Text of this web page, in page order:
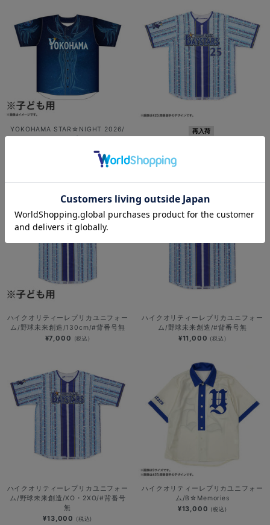
YOKOHAMA STAR☆NIGHT 2026/
ハイクオリティーレプリカユニフォー
再入荷
ム/野球未来創造
ハイクオリティーレプリカユニフォー
ム/野球未来創造/130cm/#背番号無
¥7,000 (税込)
ハイクオリティーレプリカユニフォー
ム/野球未来創造/#背番号無
¥11,000 (税込)
ハイクオリティーレプリカユニフォー
ム/野球未来創造/XO・2XO/#背番号
無
¥13,000 (税込)
ハイクオリティーレプリカユニフォー
ム/B☆Memories
¥13,000 (税込)